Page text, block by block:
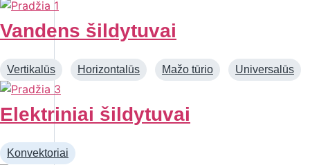
Vandens šildytuvai
Vertikalūs Horizontalūs Mažo tūrio Universalūs
Elektriniai šildytuvai
Konvektoriai